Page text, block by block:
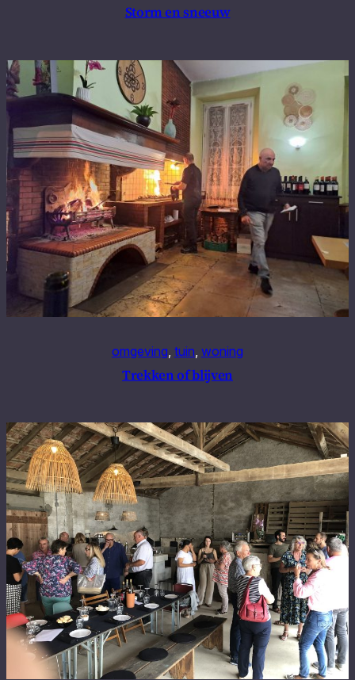
Storm en sneeuw
omgeving tuin woning
Trekken of blijven